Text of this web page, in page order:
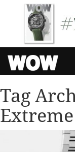
Tag